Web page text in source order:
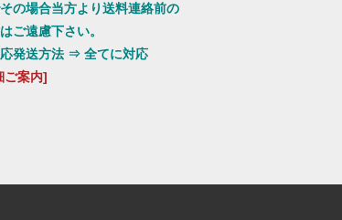
の場合当方より送料連絡前の
ご遠慮下さい。
発送方法 ⇒ 全てに対応
ご案内]